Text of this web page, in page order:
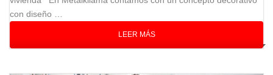
con diseño …
LEER MÁS